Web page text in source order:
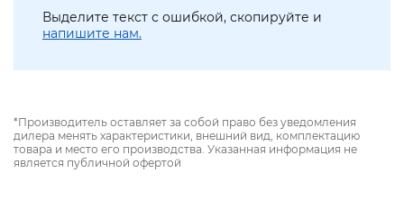
Выделите текст с ошибкой, скопируйте и
напишите нам.
*Производитель оставляет за собой право без уведомления
дилера менять характеристики, внешний вид, комплектацию
товара и место его производства. Указанная информация не
является публичной офертой